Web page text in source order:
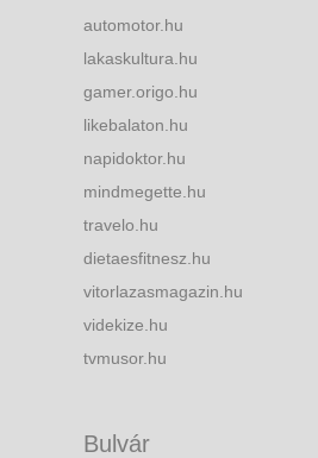
automotor.hu
lakaskultura.hu
gamer.origo.hu
likebalaton.hu
napidoktor.hu
mindmegette.hu
travelo.hu
dietaesfitnesz.hu
vitorlazasmagazin.hu
videkize.hu
tvmusor.hu
Bulvár